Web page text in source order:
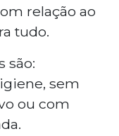
relação ao
tudo.
são:
sem
ou com